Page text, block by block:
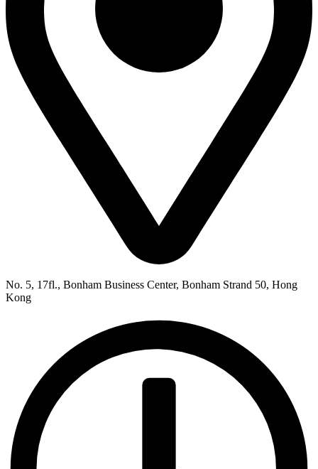
No. 5, 17fl., Bonham Business Center, Bonham Strand 50, Hong
Kong